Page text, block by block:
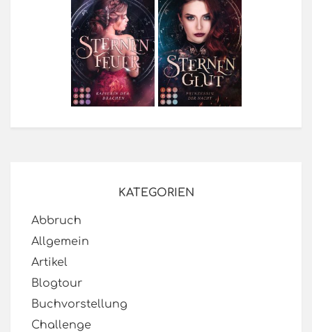
KATEGORIEN
Abbruch
Allgemein
Artikel
Blogtour
Buchvorstellung
Challenge